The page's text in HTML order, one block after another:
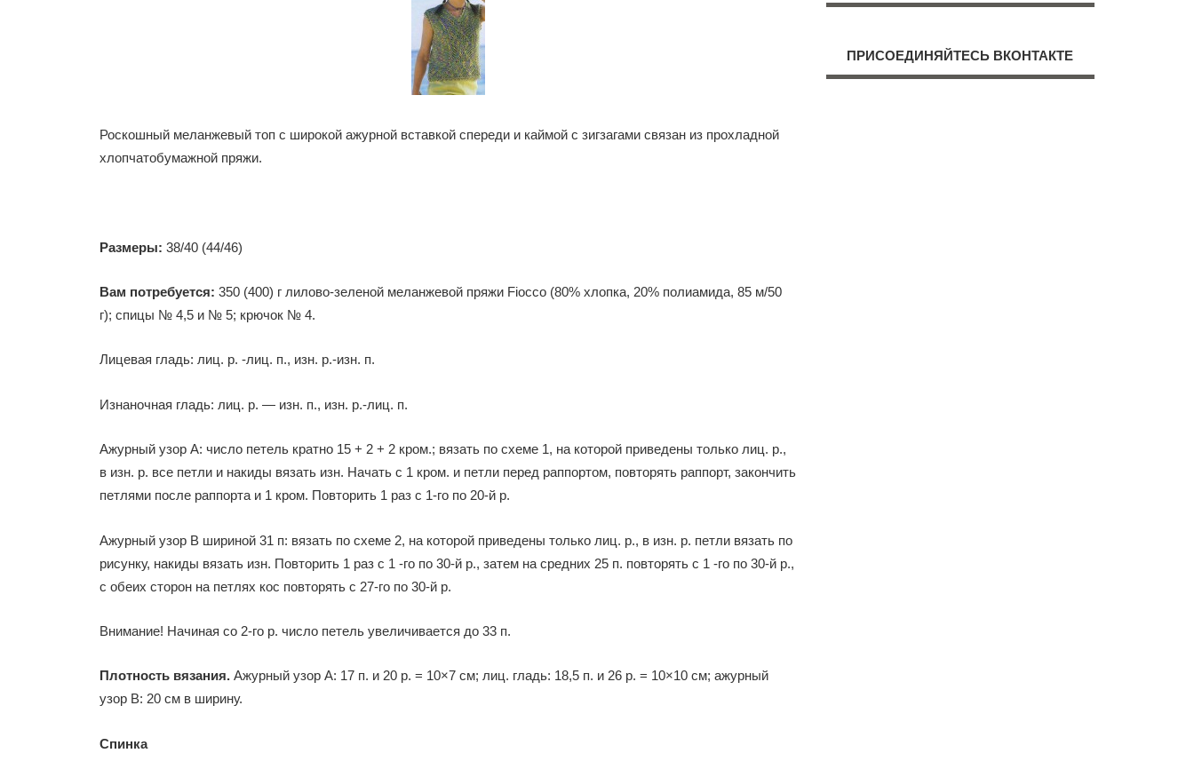
Роскошный меланжевый топ с широкой ажурной вставкой спереди и каймой с зигзагами связан из прохладной
хлопчатобумажной пряжи.
Размеры: 38/40 (44/46)
Вам потребуется: 350 (400) г лилово-зеленой меланжевой пряжи Fiocco (80% хлопка, 20% полиамида, 85 м/50
г); спицы № 4,5 и № 5; крючок № 4.
Лицевая гладь: лиц. р. -лиц. п., изн. р.-изн. п.
Изнаночная гладь: лиц. р. — изн. п., изн. р.-лиц. п.
Ажурный узор А: число петель кратно 15 + 2 + 2 кром.; вязать по схеме 1, на которой приведены только лиц. р.,
в изн. р. все петли и накиды вязать изн. Начать с 1 кром. и петли перед раппор­том, повторять раппорт, закончить
петлями после раппорта и 1 кром. Повторить 1 раз с 1-го по 20-й р.
Ажурный узор В шириной 31 п: вязать по схеме 2, на которой приведены только лиц. р., в изн. р. петли вязать по
рисун­ку, накиды вязать изн. Повторить 1 раз с 1 -го по 30-й р., затем на средних 25 п. повторять с 1 -го по 30-й р.,
с обеих сто­рон на петлях кос повторять с 27-го по 30-й р.
Внимание! Начиная со 2-го р. число петель увеличивается до 33 п.
Плотность вязания. Ажурный узор А: 17 п. и 20 р. = 10×7 см; лиц. гладь: 18,5 п. и 26 р. = 10×10 см; ажурный
узор В: 20 см в ширину.
Спинка
ПРИСОЕДИНЯЙТЕСЬ ВКОНТАКТЕ